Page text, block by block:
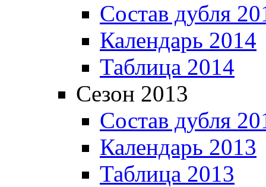
Состав дубля
Календарь 2014
Таблица 2014
Сезон 2013
Состав дубля
Календарь 2013
Таблица 2013